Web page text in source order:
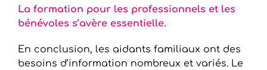
La formation pour les professionnels et les
bénévoles s’avère essentielle.
En conclusion, les aidants familiaux ont des
besoins d’information nombreux et variés. Le